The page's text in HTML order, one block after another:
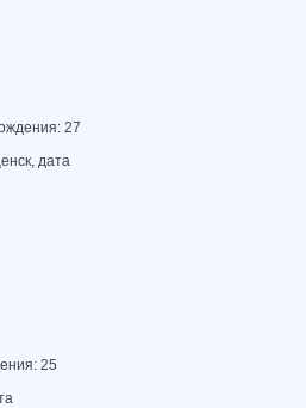
27
дата
25